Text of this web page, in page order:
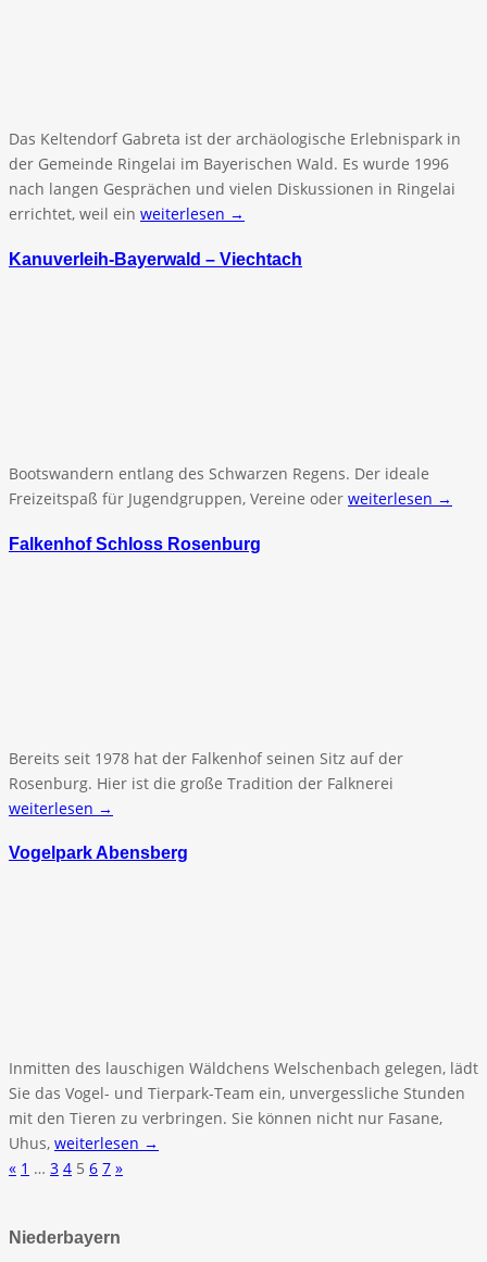
Das Keltendorf Gabreta ist der archäologische Erlebnispark in
der Gemeinde Ringelai im Bayerischen Wald. Es wurde 1996
nach langen Gesprächen und vielen Diskussionen in Ringelai
errichtet, weil ein weiterlesen →
Kanuverleih-Bayerwald – Viechtach
Bootswandern entlang des Schwarzen Regens. Der ideale
Freizeitspaß für Jugendgruppen, Vereine oder weiterlesen →
Falkenhof Schloss Rosenburg
Bereits seit 1978 hat der Falkenhof seinen Sitz auf der
Rosenburg. Hier ist die große Tradition der Falknerei
weiterlesen →
Vogelpark Abensberg
Inmitten des lauschigen Wäldchens Welschenbach gelegen, lädt
Sie das Vogel- und Tierpark-Team ein, unvergessliche Stunden
mit den Tieren zu verbringen. Sie können nicht nur Fasane,
Uhus, weiterlesen →
« 1 … 3 4 5 6 7 »
Niederbayern